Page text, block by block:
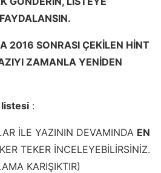
2016 SONRASI ÇEKİLEN HİNT
ZAMANLA YENİDEN
:
İLE YAZININ DEVAMINDA EN
TEKER İNCELEYEBİLİRSİNİZ.
KARIŞIKTIR)